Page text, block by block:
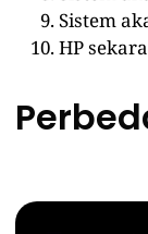
Sistem
HP